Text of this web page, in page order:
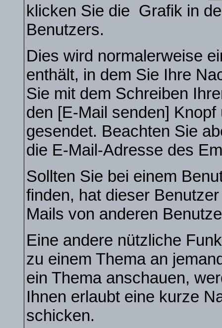
klicken Sie die Grafik in
Benutzers.
Dies wird normalerweise
enthält, in dem Sie Ihre
Sie mit dem Schreiben
den [E-Mail senden]
gesendet. Beachten Sie
die E-Mail-Adresse des
Sollten Sie bei einem
finden, hat dieser
Mails von anderen
Eine andere nützliche
zu einem Thema an
ein Thema anschauen,
Ihnen erlaubt eine kurze
schicken.